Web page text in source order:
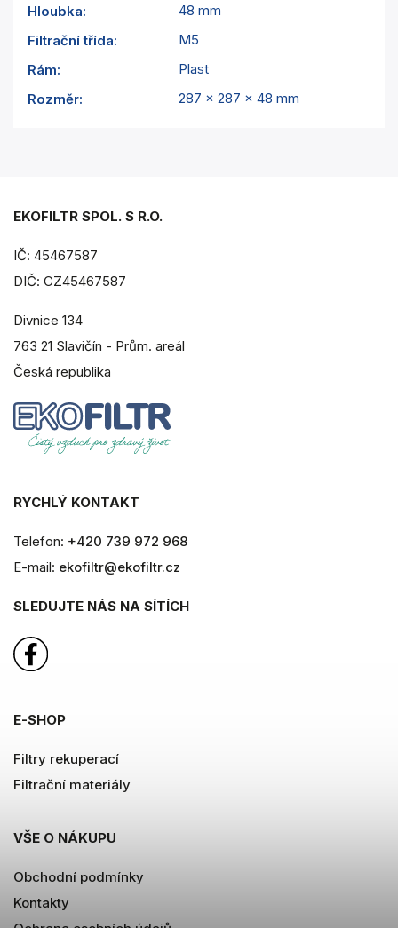
Hloubka:
48 mm
Filtrační třída:
M5
Rám:
Plast
Rozměr: 287 x 287 x 48 mm
EKOFILTR SPOL. S R.O.
IČ: 45467587
DIČ: CZ45467587
Divnice 134
763 21 Slavičín - Prům. areál
Česká republika
RYCHLÝ KONTAKT
Telefon: +420 739 972 968
E-mail: ekofiltr@ekofiltr.cz
SLEDUJTE NÁS NA SÍTÍCH
E-SHOP
Filtry rekuperací
Filtrační materiály
VŠE O NÁKUPU
Obchodní podmínky
Kontakty